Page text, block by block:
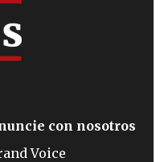
con nosotros
Voice